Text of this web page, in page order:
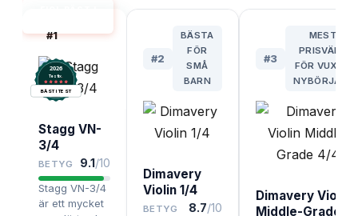
#1
2026
Testix.
BÄST I TEST
Stagg VN-
3/4
BETYG 9.1/10
Stagg VN-3/4
är ett mycket
#2
BÄSTA
FÖR
SMÅ
BARN
Dimavery
Violin 1/4
BETYG 8.7/10
#3
MEST
PRISVÄRD
FÖR VUXNA
NYBÖRJARE
Dimavery Violin
Middle-Grade